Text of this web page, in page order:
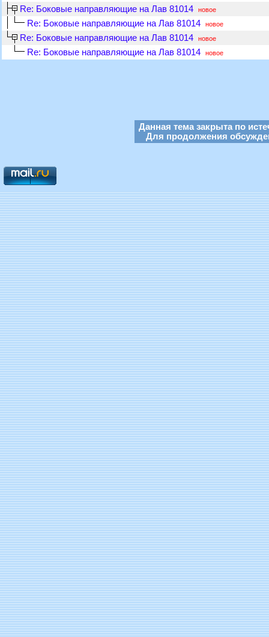
Re: Боковые направляющие на Лав 81014 новое
Re: Боковые направляющие на Лав 81014 новое
Re: Боковые направляющие на Лав 81014 новое
Re: Боковые направляющие на Лав 81014 новое
Данная тема закрыта по
Для продолжения